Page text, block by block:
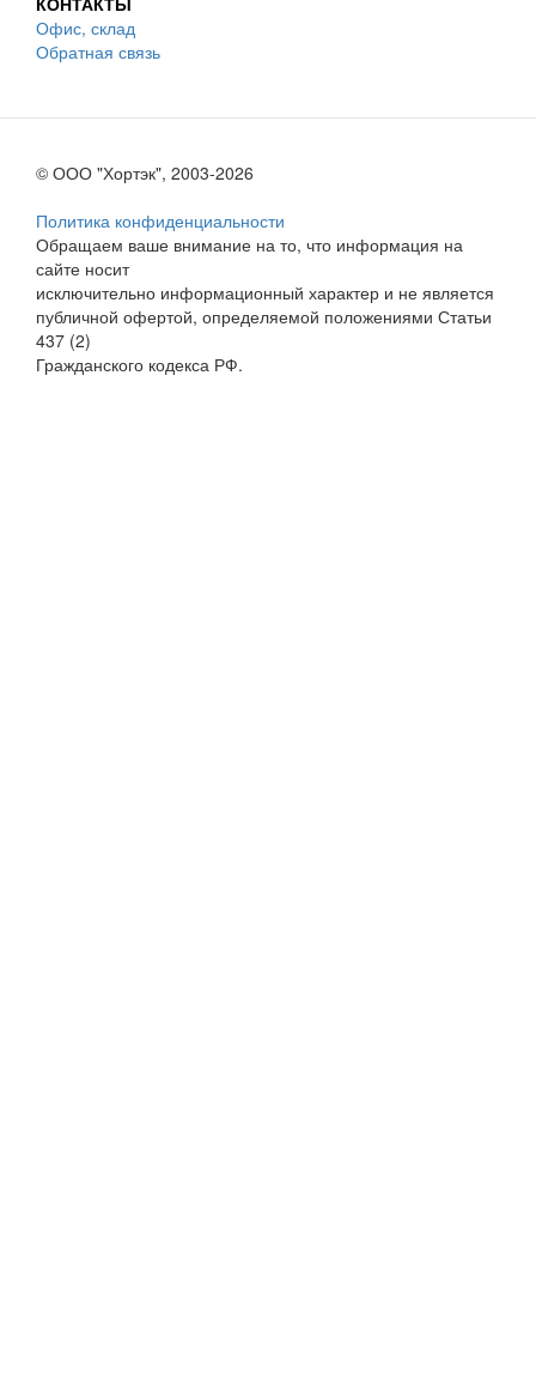
Офис, склад
Обратная связь
© ООО "Хортэк", 2003-2026
Политика конфиденциальности
Обращаем ваше внимание на то, что информация на
сайте носит
исключительно информационный характер и не является
публичной офертой, определяемой положениями Статьи
437 (2)
Гражданского кодекса РФ.